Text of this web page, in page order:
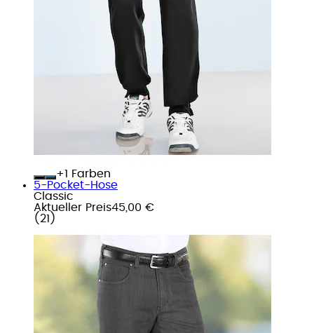
+
Farben
5-Pocket-Hose
Classic
Aktueller Preis45,00 €
( 21 )